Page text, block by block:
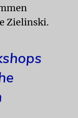
Zielinski.